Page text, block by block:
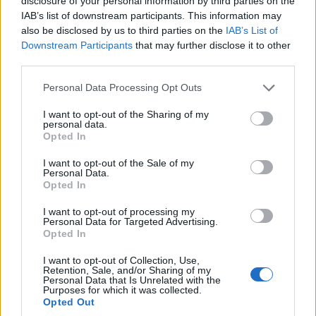
IAB’s list of downstream participants. This information may
also be disclosed by us to third parties on the IAB’s List of
Downstream Participants that may further disclose it to other
Please note that this website/app uses one or more Google
not limited to your visit or usage behaviour. You may click to
grant or deny consent to Google and its third-party tags to
use your data for below specified purposes in below Google
consent section.
Personal Data Processing Opt Outs
I want to opt-out of the Sharing of my
personal data.
Opted In
I want to opt-out of the Sale of my
Personal Data.
Opted In
I want to opt-out of processing my
Personal Data for Targeted Advertising.
Opted In
I want to opt-out of Collection, Use,
Retention, Sale, and/or Sharing of my
Personal Data that Is Unrelated with the
Purposes for which it was collected.
Opted Out